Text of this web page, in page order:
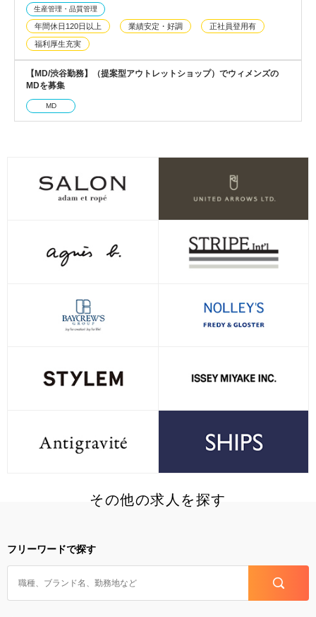
生産管理・品質管理
年間休日120日以上 業績安定・好調 正社員登用有
福利厚生充実
【MD/渋谷勤務】（提案型アウトレットショップ）でウィメンズの
MDを募集
MD
その他の求人を探す
フリーワードで探す